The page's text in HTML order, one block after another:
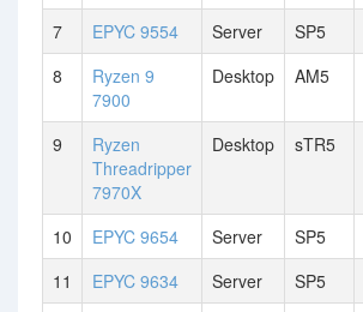
7
EPYC 9554 Server SP5
8
Ryzen 9
7900
Desktop AM5
9
Ryzen
Threadripper
7970X
Desktop sTR5
10 EPYC 9654 Server SP5
11
EPYC 9634 Server SP5